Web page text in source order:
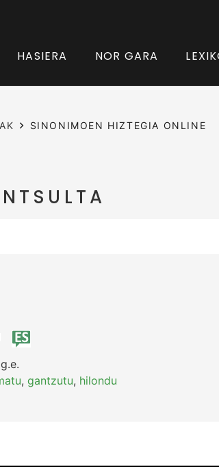
HASIERA NOR GARA
SINONIMOEN HIZTEGIA ONLINE
g.e.
, gantzutu, hilondu